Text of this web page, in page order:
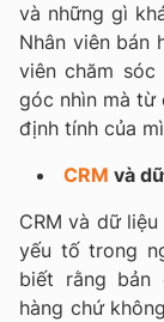
và những gì
Nhân viên bán
viên chăm sóc
góc nhìn mà từ
định tính của
CRM và
CRM và dữ
yếu tố trong
biết rằng bản
hàng chứ